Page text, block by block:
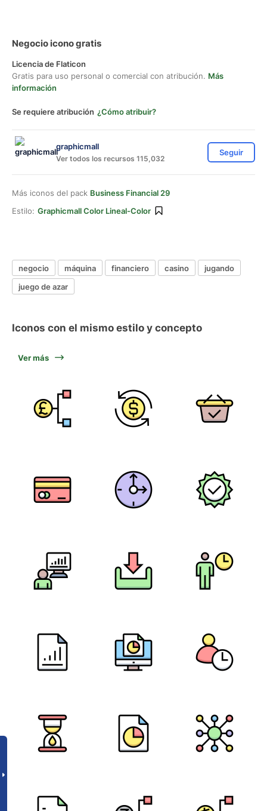
Negocio icono gratis
Licencia de Flaticon
Gratis para uso personal o comercial con atribución. Más
información
Se requiere atribución ¿Cómo atribuir?
graphicmall
Ver todos los recursos 115,032
Seguir
Más iconos del pack Business Financial 29
Estilo: Graphicmall Color Lineal-Color
negocio máquina financiero casino
jugando
juego de azar
Iconos con el mismo estilo y concepto
Ver más